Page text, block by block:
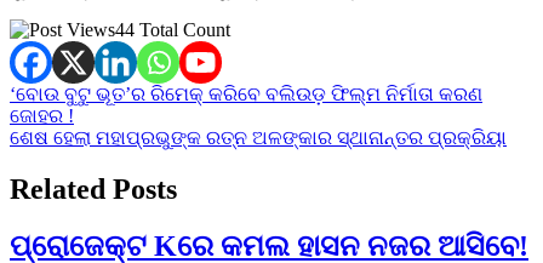
44 Total Count
Post
navigation
‘ବୋଉ ବୁଟୁ ଭୂତ’ର ରିମେକ୍ କରିବେ ବଲିଉଡ଼ ଫିଲ୍ମ ନିର୍ମାତା କରଣ
ଜୋହର !
ଶେଷ ହେଲା ମହାପ୍ରଭୁଙ୍କ ରତ୍ନ ଅଳଙ୍କାର ସ୍ଥାନାନ୍ତର ପ୍ରକ୍ରିୟା
Related Posts
ପ୍ରୋଜେକ୍ଟ Kରେ କମଲ ହାସନ ନଜର ଆସିବେ!